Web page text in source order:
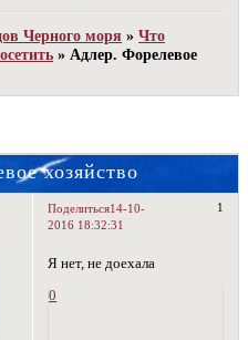
Черного моря »Что
» Адлер. Форелевое
хозяйство
Поделиться 1
14-10-
2016 18:32:31
Я нет, не доехала
0